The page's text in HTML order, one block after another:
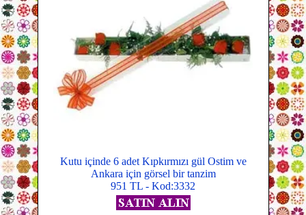
Kutu içinde 6 adet Kıpkırmızı gül Ostim ve
Ankara için görsel bir tanzim
951 TL - Kod:3332